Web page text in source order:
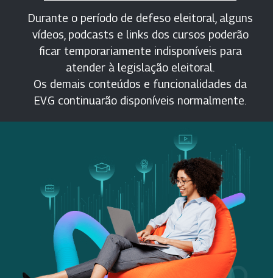
Durante o período de defeso eleitoral, alguns
vídeos, podcasts e links dos cursos poderão
ficar temporariamente indisponíveis para
atender à legislação eleitoral.
Os demais conteúdos e funcionalidades da
EV.G continuarão disponíveis normalmente.